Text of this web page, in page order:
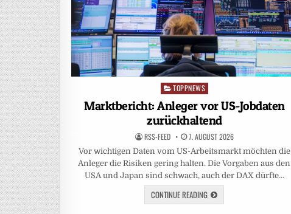
Posted
in
TOPPNEWS
Marktbericht: Anleger vor US-Jobdaten
zurückhaltend
RSS-FEED 7. AUGUST 2026
Vor wichtigen Daten vom US-Arbeitsmarkt möchten die
Anleger die Risiken gering halten. Die Vorgaben aus den
USA und Japan sind schwach, auch der DAX dürfte…
CONTINUE READING